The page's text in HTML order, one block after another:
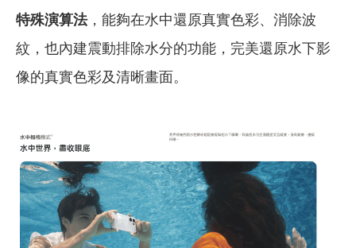
特殊演算法，能夠在水中還原真實色彩、消除波
紋，也內建震動排除水分的功能，完美還原水下影
像的真實色彩及清晰畫面。